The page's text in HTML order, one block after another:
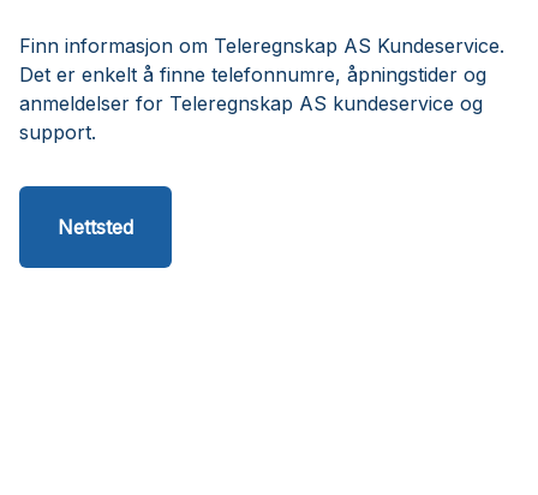
Finn informasjon om Teleregnskap AS Kundeservice.
Det er enkelt å finne telefonnumre, åpningstider og
anmeldelser for Teleregnskap AS kundeservice og
support.
Nettsted